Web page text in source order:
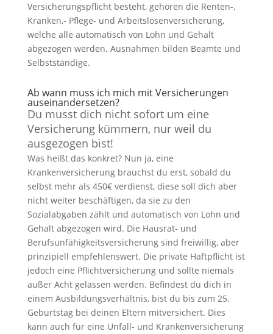
Versicherungspflicht besteht, gehören die Renten-,
Kranken,- Pflege- und Arbeitslosenversicherung,
welche alle automatisch von Lohn und Gehalt
abgezogen werden. Ausnahmen bilden Beamte und
Selbstständige.
Ab wann muss ich mich mit Versicherungen
auseinandersetzen?
Du musst dich nicht sofort um eine
Versicherung kümmern, nur weil du
ausgezogen bist!
Was heißt das konkret? Nun ja, eine
Krankenversicherung brauchst du erst, sobald du
selbst mehr als 450€ verdienst, diese soll dich aber
nicht weiter beschäftigen, da sie zu den
Sozialabgaben zählt und automatisch von Lohn und
Gehalt abgezogen wird. Die Hausrat- und
Berufsunfähigkeitsversicherung sind freiwillig, aber
prinzipiell empfehlenswert. Die private Haftpflicht ist
jedoch eine Pflichtversicherung und sollte niemals
außer Acht gelassen werden. Befindest du dich in
einem Ausbildungsverhältnis, bist du bis zum 25.
Geburtstag bei deinen Eltern mitversichert. Dies
kann auch für eine Unfall- und Krankenversicherung